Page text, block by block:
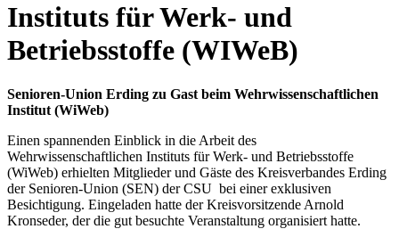
Instituts für Werk- und
Betriebsstoffe (WIWeB)
Senioren-Union Erding zu Gast beim Wehrwissenschaftlichen
Institut (WiWeb)
Einen spannenden Einblick in die Arbeit des
Wehrwissenschaftlichen Instituts für Werk- und Betriebsstoffe
(WiWeb) erhielten Mitglieder und Gäste des Kreisverbandes Erding
der Senioren-Union (SEN) der CSU bei einer exklusiven
Besichtigung. Eingeladen hatte der Kreisvorsitzende Arnold
Kronseder, der die gut besuchte Veranstaltung organisiert hatte.